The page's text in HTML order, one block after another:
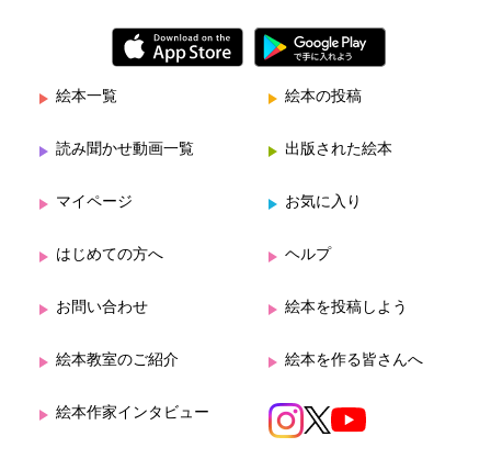
絵本一覧 絵本の投稿
読み聞かせ動画一覧 出版された絵本
マイページ お気に入り
はじめての方へ ヘルプ
お問い合わせ 絵本を投稿しよう
絵本教室のご紹介 絵本を作る皆さんへ
絵本作家インタビュー